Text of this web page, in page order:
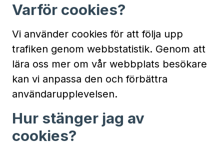
Varför cookies?
Vi använder cookies för att följa upp
trafiken genom webbstatistik. Genom att
lära oss mer om vår webbplats besökare
kan vi anpassa den och förbättra
användarupplevelsen.
Hur stänger jag av
cookies?